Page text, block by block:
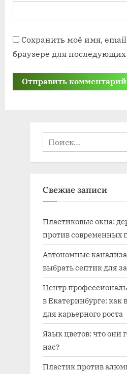
Сохранить моё имя,
браузере для
Найти:
Свежие записи
Пластиковые окна:
против современных
Автономные
выбрать септик для
Центр
в Екатеринбурге: как
для карьерного роста
Язык цветов: что они
нас?
Пластик против